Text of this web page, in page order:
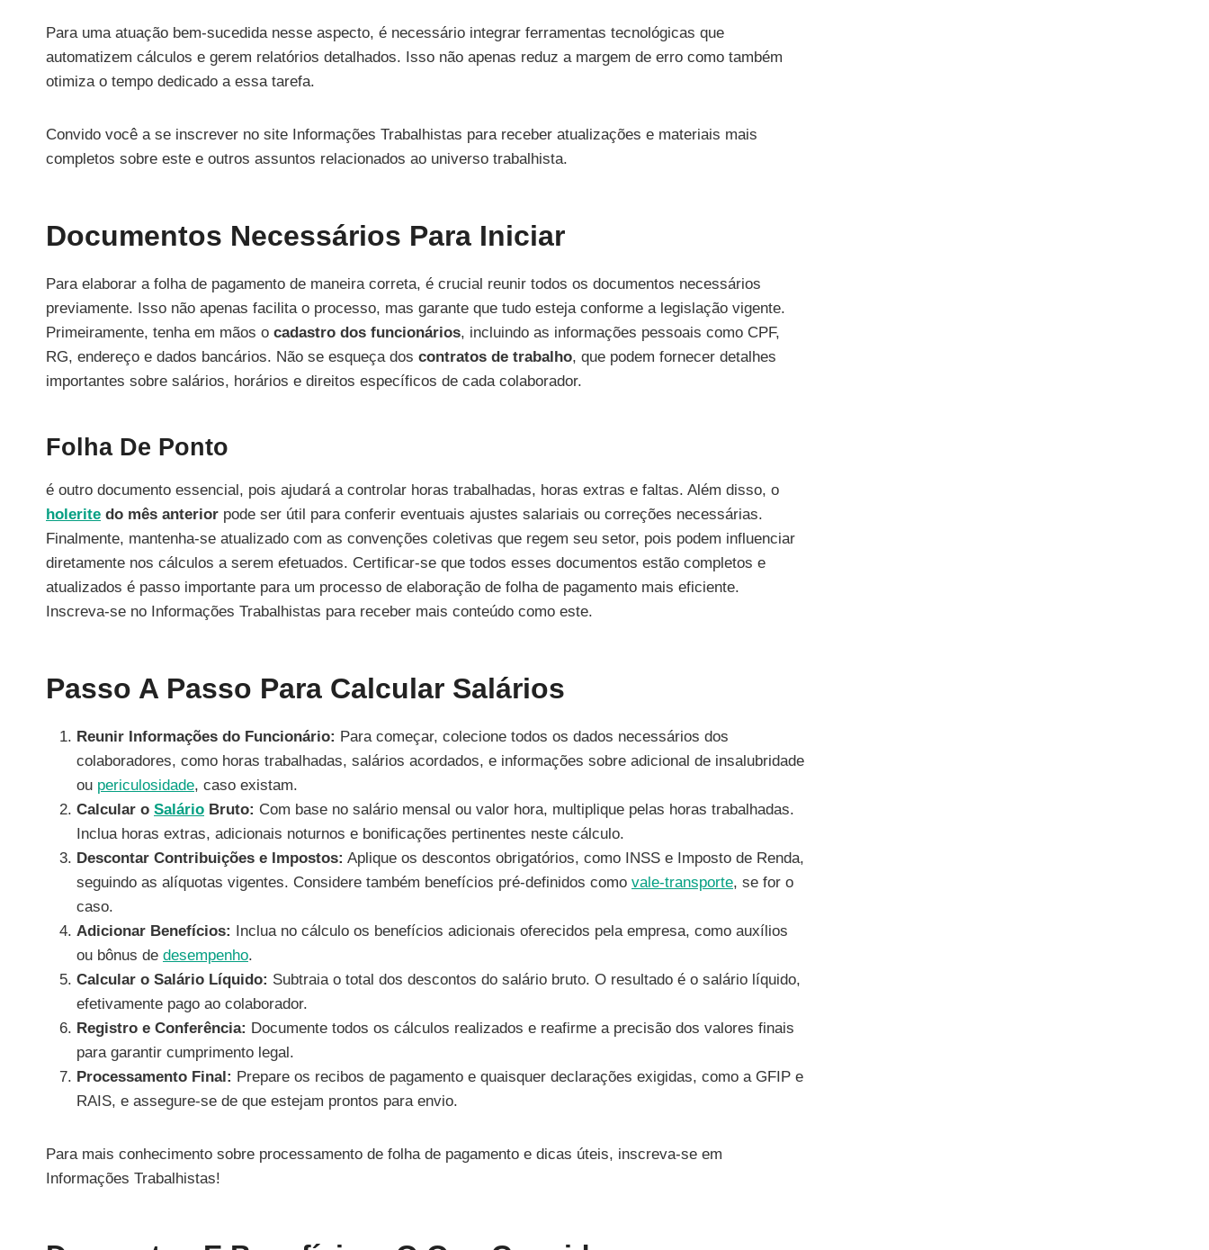
Para uma atuação bem-sucedida nesse aspecto, é necessário integrar ferramentas tecnológicas que
automatizem cálculos e gerem relatórios detalhados. Isso não apenas reduz a margem de erro como também
otimiza o tempo dedicado a essa tarefa.
Convido você a se inscrever no site Informações Trabalhistas para receber atualizações e materiais mais
completos sobre este e outros assuntos relacionados ao universo trabalhista.
Documentos Necessários Para Iniciar
Para elaborar a folha de pagamento de maneira correta, é crucial reunir todos os documentos necessários
previamente. Isso não apenas facilita o processo, mas garante que tudo esteja conforme a legislação vigente.
Primeiramente, tenha em mãos o cadastro dos funcionários, incluindo as informações pessoais como CPF,
RG, endereço e dados bancários. Não se esqueça dos contratos de trabalho, que podem fornecer detalhes
importantes sobre salários, horários e direitos específicos de cada colaborador.
Folha De Ponto
é outro documento essencial, pois ajudará a controlar horas trabalhadas, horas extras e faltas. Além disso, o
holerite do mês anterior pode ser útil para conferir eventuais ajustes salariais ou correções necessárias.
Finalmente, mantenha-se atualizado com as convenções coletivas que regem seu setor, pois podem influenciar
diretamente nos cálculos a serem efetuados. Certificar-se que todos esses documentos estão completos e
atualizados é passo importante para um processo de elaboração de folha de pagamento mais eficiente.
Inscreva-se no Informações Trabalhistas para receber mais conteúdo como este.
Passo A Passo Para Calcular Salários
Reunir Informações do Funcionário: Para começar, colecione todos os dados necessários dos
colaboradores, como horas trabalhadas, salários acordados, e informações sobre adicional de insalubridade
ou periculosidade, caso existam.
Calcular o Salário Bruto: Com base no salário mensal ou valor hora, multiplique pelas horas trabalhadas.
Inclua horas extras, adicionais noturnos e bonificações pertinentes neste cálculo.
Descontar Contribuições e Impostos: Aplique os descontos obrigatórios, como INSS e Imposto de Renda,
seguindo as alíquotas vigentes. Considere também benefícios pré-definidos como vale-transporte, se for o
caso.
Adicionar Benefícios: Inclua no cálculo os benefícios adicionais oferecidos pela empresa, como auxílios
ou bônus de desempenho.
Calcular o Salário Líquido: Subtraia o total dos descontos do salário bruto. O resultado é o salário líquido,
efetivamente pago ao colaborador.
Registro e Conferência: Documente todos os cálculos realizados e reafirme a precisão dos valores finais
para garantir cumprimento legal.
Processamento Final: Prepare os recibos de pagamento e quaisquer declarações exigidas, como a GFIP e
RAIS, e assegure-se de que estejam prontos para envio.
Para mais conhecimento sobre processamento de folha de pagamento e dicas úteis, inscreva-se em
Informações Trabalhistas!